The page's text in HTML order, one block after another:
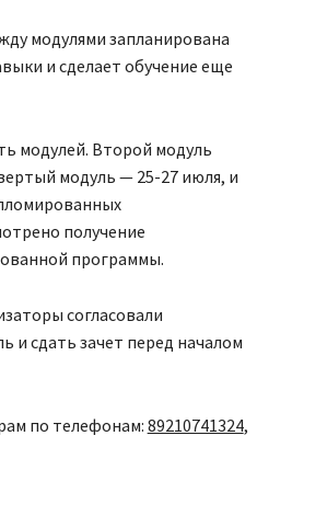
модулями запланирована
и сделает обучение еще
модулей. Второй модуль
модуль — 25-27 июля, и
получение
программы.
согласовали
сдать зачет перед началом
по телефонам: 89210741324,